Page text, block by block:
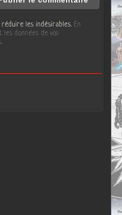
les indésirables. En
données de vos
.